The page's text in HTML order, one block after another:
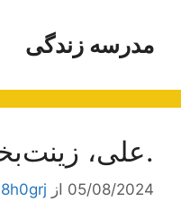
محتوامدرسه زندگی
.علی،
05/08/2024 از